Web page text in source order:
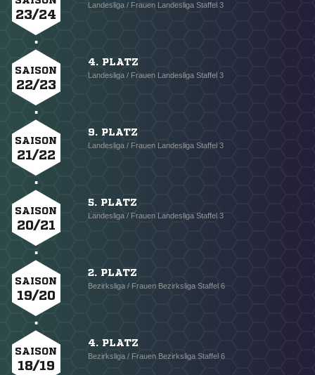
23/24
Landesliga / Frauen Landesliga Staffel 3
SAISON
22/23
4. PLATZ
Landesliga / Frauen Landesliga Staffel 3
SAISON
21/22
9. PLATZ
Landesliga / Frauen Landesliga Staffel 3
SAISON
20/21
5. PLATZ
Landesliga / Frauen Landesliga Staffel 3
SAISON
19/20
2. PLATZ
Bezirksliga / Frauen Bezirksliga Staffel 6
SAISON
18/19
4. PLATZ
Bezirksliga / Frauen Bezirksliga Staffel 6